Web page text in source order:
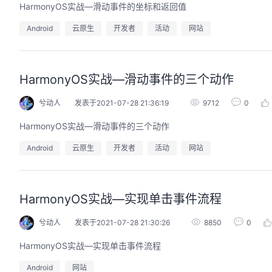
HarmonyOS实战—滑动事件的坐标和返回值
Android 云原生 开发者 活动 网站
HarmonyOS实战—滑动事件的三个动作
兮动人 发表于2021-07-28 21:36:19 9712 0
HarmonyOS实战—滑动事件的三个动作
Android 云原生 开发者 活动 网站
HarmonyOS实战—实现单击事件流程
兮动人 发表于2021-07-28 21:30:26 8850 0
HarmonyOS实战—实现单击事件流程
Android 网站